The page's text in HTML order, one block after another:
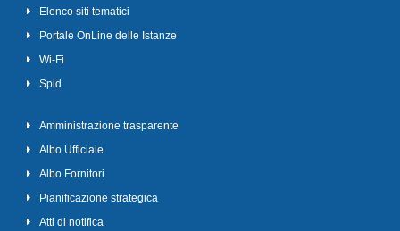
Elenco siti tematici
Portale OnLine delle Istanze
Wi-Fi
Spid
Amministrazione trasparente
Albo Ufficiale
Albo Fornitori
Pianificazione strategica
Atti di notifica